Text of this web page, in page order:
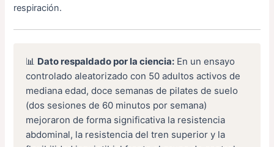
respiración.
📊 Dato respaldado por la ciencia: En un ensayo
controlado aleatorizado con 50 adultos activos de
mediana edad, doce semanas de pilates de suelo
(dos sesiones de 60 minutos por semana)
mejoraron de forma significativa la resistencia
abdominal, la resistencia del tren superior y la